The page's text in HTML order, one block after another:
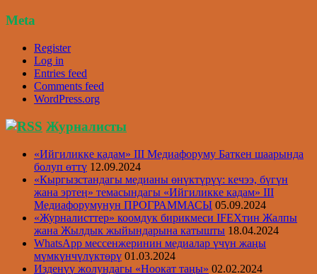
Meta
Register
Log in
Entries feed
Comments feed
WordPress.org
Журналисты
«Ийгиликке кадам» III Медиафоруму Баткен шаарында
болуп өттү 12.09.2024
«Кыргызстандагы медианы өнүктүрүү: кечээ, бүгүн
жана эртеӊ» темасындагы «Ийгиликке кадам» III
Медиафорумунун ПРОГРАММАСЫ 05.09.2024
«Журналисттер» коомдук бирикмеси IFEXтин Жалпы
жана Жылдык жыйындарына катышты 18.04.2024
WhatsApp мессенжеринин медиалар үчүн жаңы
мүмкүнчүлүктөрү 01.03.2024
Изденүү жолундагы «Ноокат таңы» 02.02.2024